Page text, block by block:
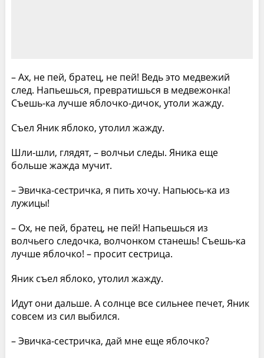
– Ах, не пей, братец, не пей! Ведь это медвежий
след. Напьешься, превратишься в медвежонка!
Съешь-ка лучше яблочко-дичок, утоли жажду.
Съел Яник яблоко, утолил жажду.
Шли-шли, глядят, – волчьи следы. Яника еще
больше жажда мучит.
– Эвичка-сестричка, я пить хочу. Напьюсь-ка из
лужицы!
– Ох, не пей, братец, не пей! Напьешься из
волчьего следочка, волчонком станешь! Съешь-ка
лучше яблочко! – просит сестрица.
Яник съел яблоко, утолил жажду.
Идут они дальше. А солнце все сильнее печет, Яник
совсем из сил выбился.
– Эвичка-сестричка, дай мне еще яблочко?